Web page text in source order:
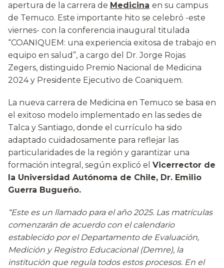
apertura de la carrera de Medicina en su campus
de Temuco. Este importante hito se celebró -este
viernes- con la conferencia inaugural titulada
“COANIQUEM: una experiencia exitosa de trabajo en
equipo en salud”, a cargo del Dr. Jorge Rojas
Zegers, distinguido Premio Nacional de Medicina
2024 y Presidente Ejecutivo de Coaniquem.
La nueva carrera de Medicina en Temuco se basa en
el exitoso modelo implementado en las sedes de
Talca y Santiago, donde el currículo ha sido
adaptado cuidadosamente para reflejar las
particularidades de la región y garantizar una
formación integral, según explicó el Vicerrector de
la Universidad Autónoma de Chile, Dr. Emilio
Guerra Bugueño.
“Este es un llamado para el año 2025. Las matrículas
comenzarán de acuerdo con el calendario
establecido por el Departamento de Evaluación,
Medición y Registro Educacional (Demre), la
institución que regula todos estos procesos. En el